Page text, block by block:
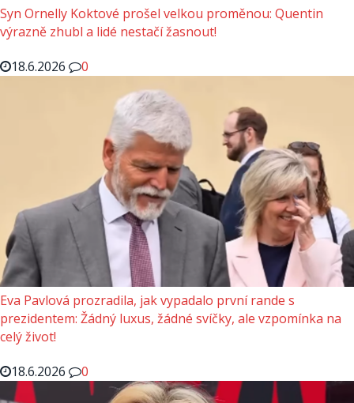
Syn Ornelly Koktové prošel velkou proměnou: Quentin
výrazně zhubl a lidé nestačí žasnout!
18.6.2026
0
Eva Pavlová prozradila, jak vypadalo první rande s
prezidentem: Žádný luxus, žádné svíčky, ale vzpomínka na
celý život!
18.6.2026
0